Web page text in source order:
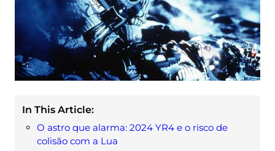
In This Article:
O astro que alarma: 2024 YR4 e o risco de
colisão com a Lua